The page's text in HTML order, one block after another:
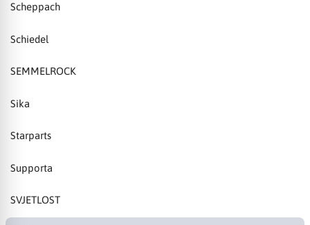
Scheppach
Schiedel
SEMMELROCK
Sika
Starparts
Supporta
SVJETLOST